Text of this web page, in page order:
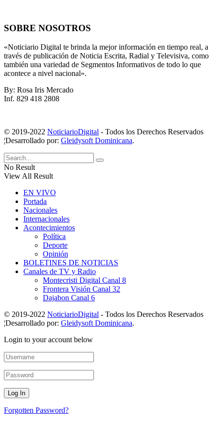
SOBRE NOSOTROS
«Noticiario Digital te brinda la mejor información en tiempo real, a
través de publicación de Noticia Escrita, Radial y Televisiva, como
también una variedad de Segmentos Informativos de todo lo que
acontece a nivel nacional».
By: Rosa Iris Mercado
Inf. 829 418 2808
© 2019-2022 NoticiarioDigital - Todos los Derechos Reservados
¦Desarrollado por: Gleidysoft Dominicana.
No Result
View All Result
EN VIVO
Portada
Nacionales
Internacionales
Acontecimientos
Política
Deporte
Opinión
BOLETINES DE NOTICIAS
Canales de TV y Radio
Montecristi Digital Canal 8
Frontera Visión Canal 32
Dajabon Canal 6
© 2019-2022 NoticiarioDigital - Todos los Derechos Reservados
¦Desarrollado por: Gleidysoft Dominicana.
Login to your account below
Forgotten Password?